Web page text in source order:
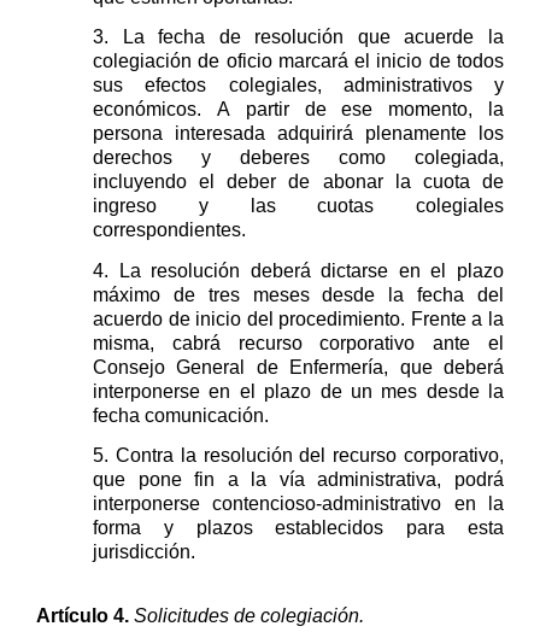
3. La fecha de resolución que acuerde la
colegiación de oficio marcará el inicio de todos
sus efectos colegiales, administrativos y
económicos. A partir de ese momento,
la
persona interesada adquirirá plenamente
los
derechos y deberes como colegiada,
incluyendo el deber de abonar la cuota de
ingreso y las cuotas colegiales
correspondientes.
4. La resolución deberá dictarse en el plazo
máximo de tres meses desde la fecha del
acuerdo de inicio del procedimiento. Frente a la
misma, cabrá recurso corporativo ante el
Consejo General de Enfermería, que deberá
interponerse en el plazo de un mes desde la
fecha comunicación.
5. Contra la resolución del recurso corporativo,
que pone fin a la vía administrativa, podrá
interponerse contencioso-administrativo en la
forma y plazos establecidos para esta
jurisdicción.
Artículo 4. Solicitudes de colegiación.